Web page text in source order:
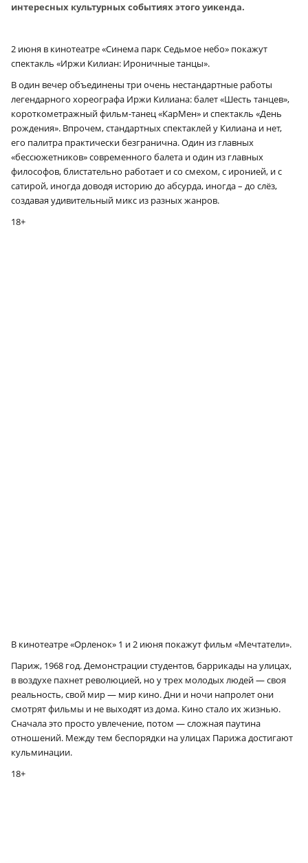
интересных культурных событиях этого уикенда.
2 июня в кинотеатре «Синема парк Седьмое небо» покажут
спектакль «Иржи Килиан: Ироничные танцы».
В один вечер объединены три очень нестандартные работы
легендарного хореографа Иржи Килиана: балет «Шесть танцев»,
короткометражный фильм-танец «КарМен» и спектакль «День
рождения». Впрочем, стандартных спектаклей у Килиана и нет,
его палитра практически безгранична. Один из главных
«бессюжетников» современного балета и один из главных
философов, блистательно работает и со смехом, с иронией, и с
сатирой, иногда доводя историю до абсурда, иногда – до слёз,
создавая удивительный микс из разных жанров.
18+
В кинотеатре «Орленок» 1 и 2 июня покажут фильм «Мечтатели».
Париж, 1968 год. Демонстрации студентов, баррикады на улицах,
в воздухе пахнет революцией, но у трех молодых людей — своя
реальность, свой мир — мир кино. Дни и ночи напролет они
смотрят фильмы и не выходят из дома. Кино стало их жизнью.
Сначала это просто увлечение, потом — сложная паутина
отношений. Между тем беспорядки на улицах Парижа достигают
кульминации.
18+